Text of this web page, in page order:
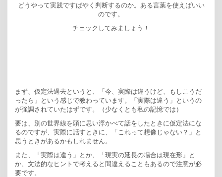
どうやって実践ですばやく判断するのか。ある言葉を使えばいい
のです。
チェックしてみましょう！
まず、仮定法過去というと、「今、実際は違うけど、もしこうだ
ったら」という感じで教わっています。「実際は違う」というの
が強調されていたはずです。（少なくとも私の記憶では）
要は、別の世界線を頭に思い浮かべて話をしたときに仮定法にな
るのですが、実際に話すときに、「これって想像じゃない？」と
思うときがあるかもしれません。
また、「実際は違う」とか、「現実の延長の場合は現在形」と
か、文法的なヒントで考えると間違えることもあるので注意が必
要です。